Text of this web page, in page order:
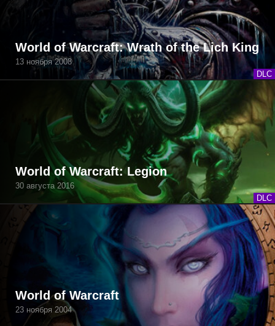
DLC
World of Warcraft: Wrath of the Lich King
13 ноября 2008
DLC
World of Warcraft: Legion
30 августа 2016
World of Warcraft
23 ноября 2004